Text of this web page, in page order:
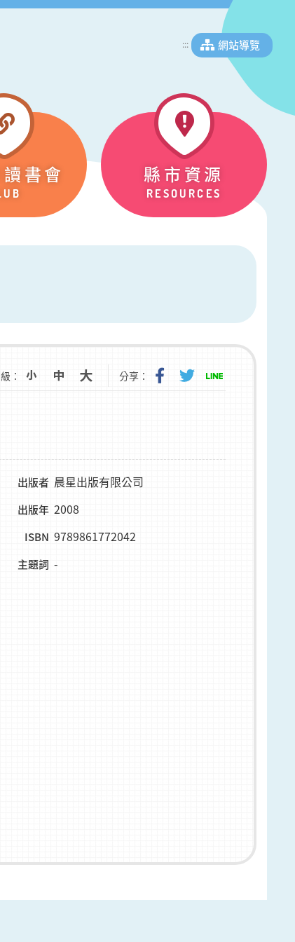
::: 網站導覽
書會 縣市資源
RESOURCES
： 分享：
出版者 晨星出版有限公司
出版年 2008
ISBN 9789861772042
主題詞 -